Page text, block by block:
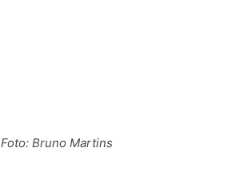
Foto: Bruno Martins